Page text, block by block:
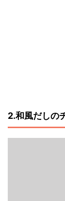
2.和風だしの